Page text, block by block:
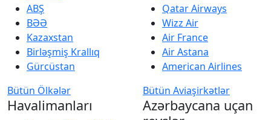
ABŞ
BƏƏ
Kazaxstan
Birləşmiş Krallıq
Gürcüstan
Bütün Ölkələr
Qatar Airways
Wizz Air
Air France
Air Astana
American Airlines
Bütün Aviaşirkətlər
Havalimanları
Azərbaycana uçan